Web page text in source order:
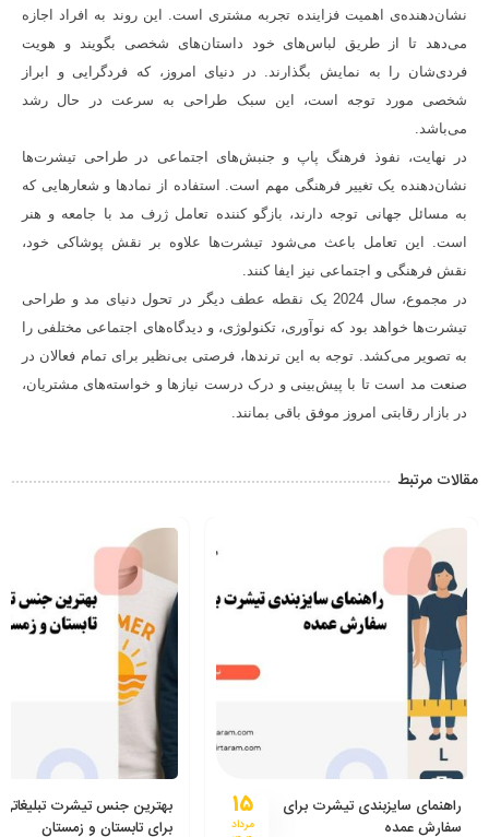
نشان‌دهنده‌ی اهمیت فزاینده تجربه مشتری است. این روند به افراد اجازه
می‌دهد تا از طریق لباس‌های خود داستان‌های شخصی بگویند و هویت
فردی‌شان را به نمایش بگذارند. در دنیای امروز، که فردگرایی و ابراز
شخصی مورد توجه است، این سبک طراحی به سرعت در حال رشد
می‌باشد.
در نهایت، نفوذ فرهنگ پاپ و جنبش‌های اجتماعی در طراحی تیشرت‌ها
نشان‌دهنده یک تغییر فرهنگی مهم است. استفاده از نمادها و شعارهایی که
به مسائل جهانی توجه دارند، بازگو کننده تعامل ژرف مد با جامعه و هنر
است. این تعامل باعث می‌شود تیشرت‌ها علاوه بر نقش پوشاکی خود،
نقش فرهنگی و اجتماعی نیز ایفا کنند.
در مجموع، سال 2024 یک نقطه عطف دیگر در تحول دنیای مد و طراحی
تیشرت‌ها خواهد بود که نوآوری، تکنولوژی، و دیدگاه‌های اجتماعی مختلفی را
به تصویر می‌کشد. توجه به این ترندها، فرصتی بی‌نظیر برای تمام فعالان در
صنعت مد است تا با پیش‌بینی و درک درست نیازها و خواسته‌های مشتریان،
در بازار رقابتی امروز موفق باقی بمانند.
مقالات مرتبط
۱۵
مرداد
راهنمای سایزبندی تیشرت برای
سفارش عمده
بهترین جنس تیشرت تبلیغاتی
برای تابستان و زمستان